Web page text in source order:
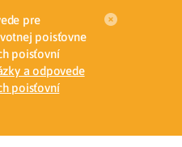
pre
poisťovne
poisťovní
a odpovede
poisťovní